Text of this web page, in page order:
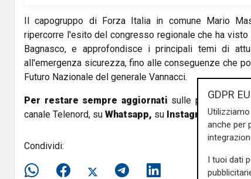
e
o
Il capogruppo di Forza Italia in comune Mario
ripercorre l'esito del congresso regionale che ha
Bagnasco, e approfondisce i principali temi di
all'emergenza sicurezza, fino alle conseguenze che
Futuro Nazionale del generale Vannacci.
Per restare sempre aggiornati sulle principali
canale Telenord, su Whatsapp, su Instagram,su
Condividi:
GDPR
anche per
I tuoi dati